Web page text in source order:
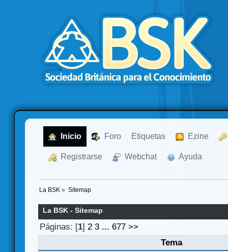
Inicio Foro Etiquetas Ezine
Registrarse Webchat Ayuda
La BSK » Sitemap
La BSK - Sitemap
Páginas: [1]2 3 ...677 >>
Tema